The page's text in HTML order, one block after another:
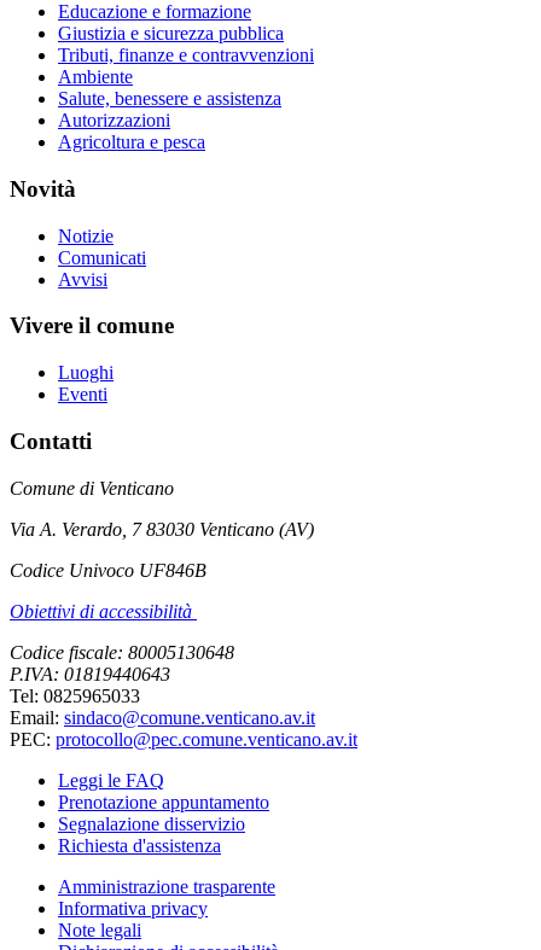
Educazione e formazione
Giustizia e sicurezza pubblica
Tributi, finanze e contravvenzioni
Ambiente
Salute, benessere e assistenza
Autorizzazioni
Agricoltura e pesca
Novità
Notizie
Comunicati
Avvisi
Vivere il comune
Luoghi
Eventi
Contatti
Comune di Venticano
Via A. Verardo, 7 83030 Venticano (AV)
Codice Univoco UF846B
Obiettivi di accessibilità
Codice fiscale: 80005130648
P.IVA: 01819440643
Tel: 0825965033
Email: sindaco@comune.venticano.av.it
PEC: protocollo@pec.comune.venticano.av.it
Leggi le FAQ
Prenotazione appuntamento
Segnalazione disservizio
Richiesta d'assistenza
Amministrazione trasparente
Informativa privacy
Note legali